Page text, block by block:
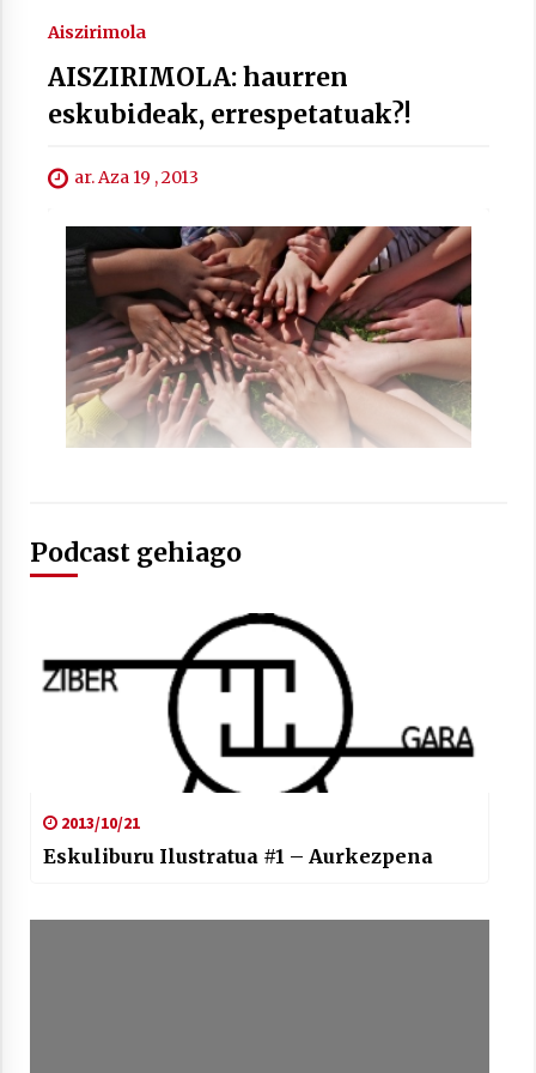
Aiszirimola
AISZIRIMOLA: haurren
eskubideak, errespetatuak?!
ar. Aza 19 , 2013
Podcast gehiago
2013/10/21
Eskuliburu Ilustratua #1 – Aurkezpena